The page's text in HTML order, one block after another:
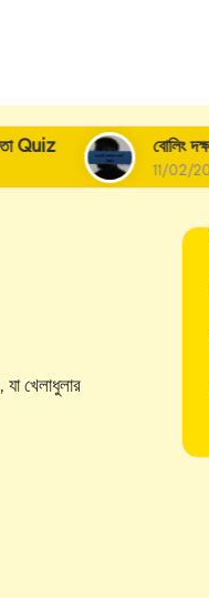
বোলিং দক্ষতা বৃদ্ধি Quiz
11/02/2025
খেলাধুলার